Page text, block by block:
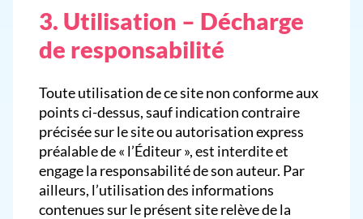
3. Utilisation – Décharge
de responsabilité
Toute utilisation de ce site non conforme aux
points ci-dessus, sauf indication contraire
précisée sur le site ou autorisation express
préalable de « l’Éditeur », est interdite et
engage la responsabilité de son auteur. Par
ailleurs, l’utilisation des informations
contenues sur le présent site relève de la